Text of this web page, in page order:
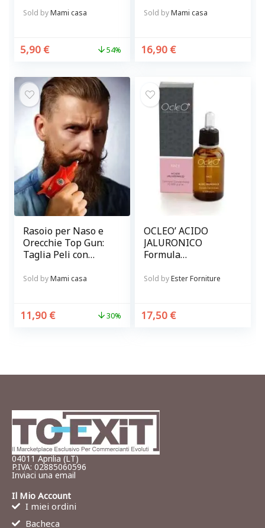
Sold byMami casa
5,90 € 54%
Sold byMami casa
16,90 €
Rasoio per Naso e
Orecchie Top Gun:
Taglia Peli con
Sicurezza
Sold byMami casa
11,90 € 30%
OCLEO’ ACIDO
JALURONICO
Formula
p.p.m.
Sold byEster Forniture
17,50 €
04011 Aprilia (LT)
P.IVA: 02885060596
Inviaci una email
Il Mio Account
I miei ordini
Bacheca